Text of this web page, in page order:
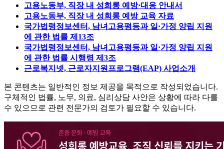
고용노동부, 직장 내 성희롱 예방·대응 안내서
고용노동부, 직장 내 성희롱 예방 교육 자료
국가법령정보센터, 남녀고용평등과 일·가정 양립 지원
에 관한 법률 제13조
국가법령정보센터, 남녀고용평등과 일·가정 양립 지원
에 관한 법률 시행령 제3조
근로복지넷, 근로자지원프로그램(EAP) 사업소개
본 콘텐츠는 일반적인 정보 제공을 목적으로 작성되었습니다.
구체적인 법률, 노무, 의료, 심리상담 사안은 상황에 따라 다를
수 있으므로 관련 전문가의 검토가 필요할 수 있습니다.